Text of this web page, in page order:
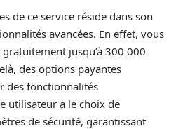
de ce service réside dans son
avancées. En effet, vous
jusqu’à 300 000
des options payantes
des fonctionnalités
utilisateur a le choix de
de sécurité, garantissant